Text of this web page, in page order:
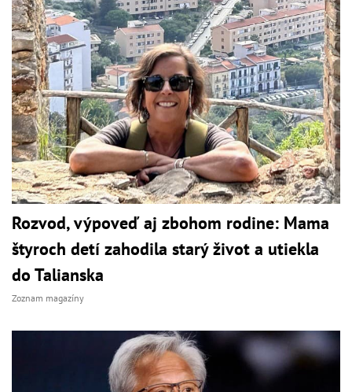
Rozvod, výpoveď aj zbohom rodine: Mama
štyroch detí zahodila starý život a utiekla
do Talianska
Zoznam magazíny